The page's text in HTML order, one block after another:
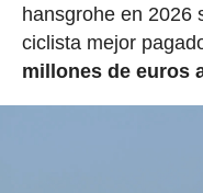
hansgrohe en 2026
ciclista mejor
millones de euros